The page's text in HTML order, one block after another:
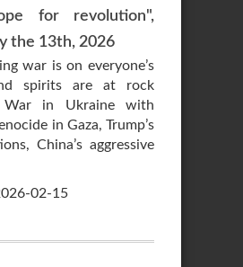
for revolution",
the 13th, 2026
war is on everyone’s
spirits are at rock
War in Ukraine with
in Gaza, Trump’s
China’s aggressive
02-15